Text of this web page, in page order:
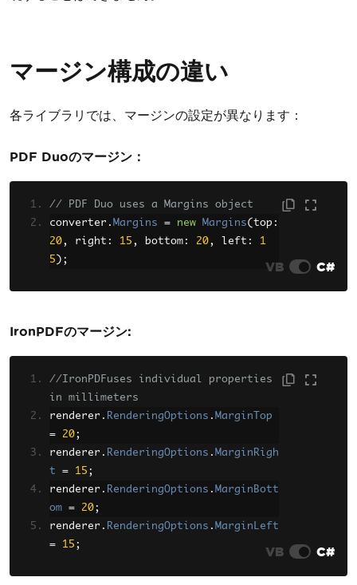
マージン構成の違い
各ライブラリでは、マージンの設定が異なります：
PDF Duoのマージン：
// PDF Duo uses a Margins object
converter . Margins = new Margins( top :
20, right : 15 , bottom : 20, left :
1
5 ); VB C#
IronPDFのマージン:
//IronPDFuses individual properties
in millimeters
renderer . RenderingOptions . MarginTop
=
20;
renderer . RenderingOptions . MarginRigh
t
= 15 ;
renderer . RenderingOptions . MarginBott
om
= 20;
renderer . RenderingOptions . MarginLeft
=
15 ; VB C#